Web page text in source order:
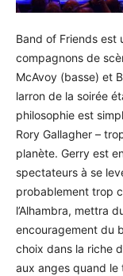
Band of Friends est
compagnons de
McAvoy (basse) et
larron de la soirée
philosophie est
Rory Gallagher –
planète. Gerry est
spectateurs à se
probablement trop
l’Alhambra, mettra
encouragement du
choix dans la riche
aux anges quand le